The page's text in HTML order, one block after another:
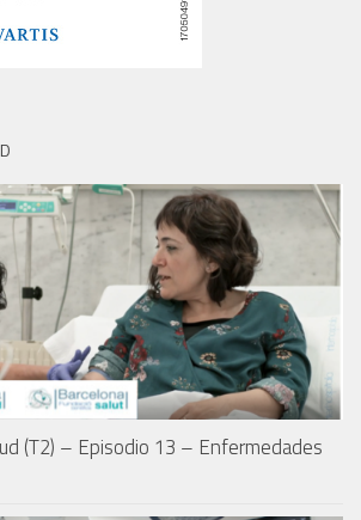
(T2) – Episodio 13 – Enfermedades